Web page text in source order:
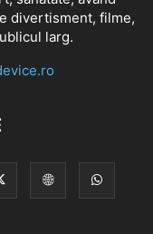
divertisment, filme,
larg.